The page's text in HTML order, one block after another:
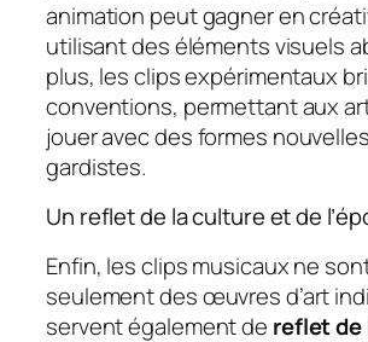
animation peut gagner en
utilisant des éléments visuels
plus, les clips expérimentaux
conventions, permettant aux
jouer avec des formes
gardistes.
Un reflet de la culture et de
Enfin, les clips musicaux ne
seulement des œuvres d’art
servent également de reflet